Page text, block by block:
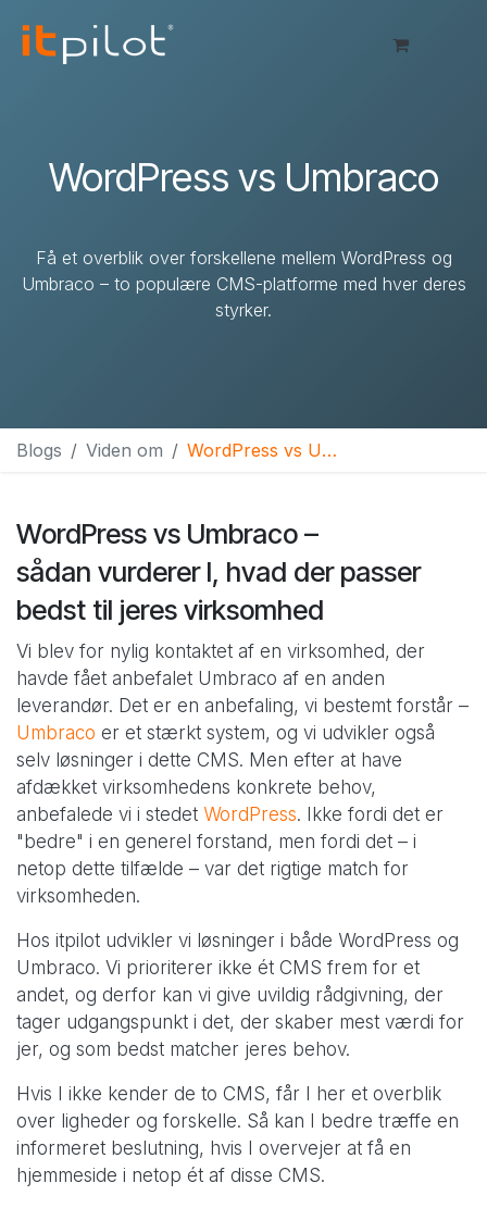
​WordPress vs Umbraco
Få et overblik over forskellene mellem WordPress og
Umbraco – to populære CMS-platforme med hver deres
styrker.
Blogs Viden om ​WordPress vs Umbraco
WordPress vs Umbraco –
sådan vurderer I, hvad der passer
bedst til jeres virksomhed
Vi blev for nylig kontaktet af en virksomhed, der
havde fået anbefalet Umbraco af en anden
leverandør. Det er en anbefaling, vi bestemt forstår –
Umbraco er et stærkt system, og vi udvikler også
selv løsninger i dette CMS. Men efter at have
afdækket virksomhedens konkrete behov,
anbefalede vi i stedet WordPress. Ikke fordi det er
"bedre" i en generel forstand, men fordi det – i
netop dette tilfælde – var det rigtige match for
virksomheden.
Hos itpilot udvikler vi løsninger i både WordPress og
Umbraco. Vi prioriterer ikke ét CMS frem for et
andet, og derfor kan vi give uvildig rådgivning, der
tager udgangspunkt i det, der skaber mest værdi for
jer, og som bedst matcher jeres behov.
Hvis I ikke kender de to CMS, får I her et overblik
over ligheder og forskelle. Så kan I bedre træffe en
informeret beslutning, hvis I overvejer at få en
hjemmeside i netop ét af disse CMS.